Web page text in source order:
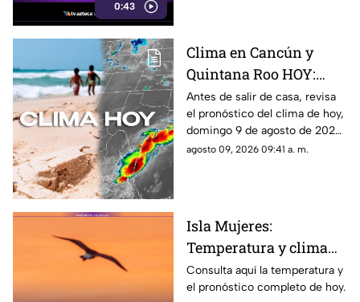
0:43
Clima en Cancún y
Quintana Roo HOY:
Canales de baja presión
provocarán lluvias en
el estado; viigilan dos
zonas con potencial
Antes de salir de casa, revisa
el pronóstico del clima de hoy,
domingo 9 de agosto de 2026,
en Cancún y el resto de
agosto 09, 2026 09:41 a. m.
Isla Mujeres:
Temperatura y clima
HOY 9 de agosto de
2026
Consulta aquí la temperatura y
el pronóstico completo de hoy.